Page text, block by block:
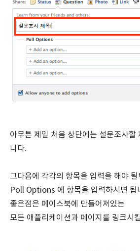
아무튼 제일 처음 상단에는 설문조사할
니다.
그다음에 각각의 항목을 입력을 해야 될
Poll Options 에 항목을 입력하시면 됩
좋은점은 페이스북에 만들어져있는
모든 애플리케이션과 페이지를 링크시